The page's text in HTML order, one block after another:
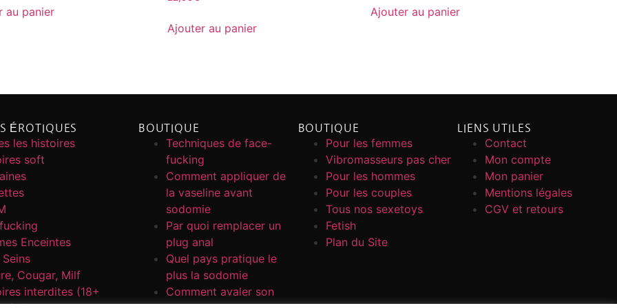
au panier
Ajouter au panier
Ajouter au panier
ÉROTIQUES
les histoires
soft
Enceintes
Cougar, Milf
interdites (18+
BOUTIQUE
Techniques de face-
fucking
Comment appliquer de
la vaseline avant
sodomie
Par quoi remplacer un
plug anal
Quel pays pratique le
plus la sodomie
Comment avaler son
BOUTIQUE
Pour les femmes
Vibromasseurs pas cher
Pour les hommes
Pour les couples
Tous nos sexetoys
Fetish
Plan du Site
LIENS UTILES
Contact
Mon compte
Mon panier
Mentions légales
CGV et retours